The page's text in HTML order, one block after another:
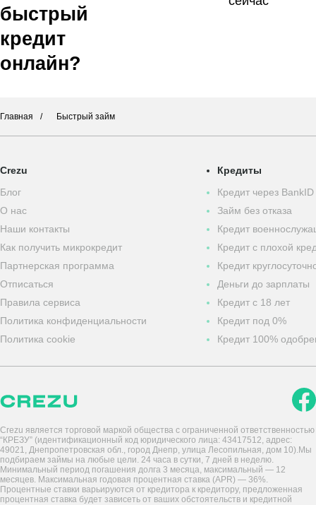
быстрый
кредит
онлайн?
Главная Быстрый займ
Crezu
Блог
О нас
Наши контакты
Как получить микрокредит
Партнерская программа
Отписаться
Правила сервиса
Политика конфиденциальности
Политика cookie
Кредиты
Кредит через BankID
Займ без отказа
Кредит
Кредит с плохой
Кредит
Деньги до зарплаты
Кредит с 18 лет
Кредит под 0%
Кредит 100%
Crezu является торговой маркой общества с ограниченной ответственностью
“КРЕЗУ” (идентификационный код юридического лица: 43417512, адрес:
49021, Днепропетровская обл., город Днепр, улица Лесопильная, дом 10).Мы
подбираем займы на любые цели. 24 часа в сутки, 7 дней в неделю.
Минимальный период погашения долга 3 месяца, максимальный — 12
месяцев. Максимальная годовая процентная ставка (APR) — 36%.
Процентные ставки варьируются от кредитора к кредитору, предложенная
процентная ставка будет зависеть от ваших обстоятельств и кредитной